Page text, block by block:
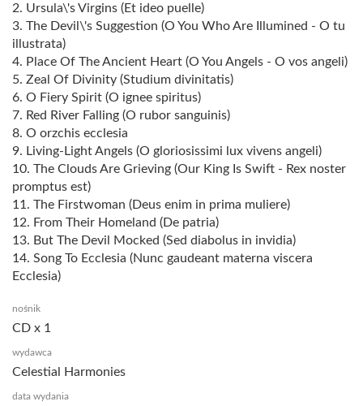
2. Ursula\'s Virgins (Et ideo puelle)
3. The Devil\'s Suggestion (O You Who Are Illumined - O tu
illustrata)
4. Place Of The Ancient Heart (O You Angels - O vos angeli)
5. Zeal Of Divinity (Studium divinitatis)
6. O Fiery Spirit (O ignee spiritus)
7. Red River Falling (O rubor sanguinis)
8. O orzchis ecclesia
9. Living-Light Angels (O gloriosissimi lux vivens angeli)
10. The Clouds Are Grieving (Our King Is Swift - Rex noster
promptus est)
11. The Firstwoman (Deus enim in prima muliere)
12. From Their Homeland (De patria)
13. But The Devil Mocked (Sed diabolus in invidia)
14. Song To Ecclesia (Nunc gaudeant materna viscera
Ecclesia)
nośnik
CD x 1
wydawca
Celestial Harmonies
data wydania